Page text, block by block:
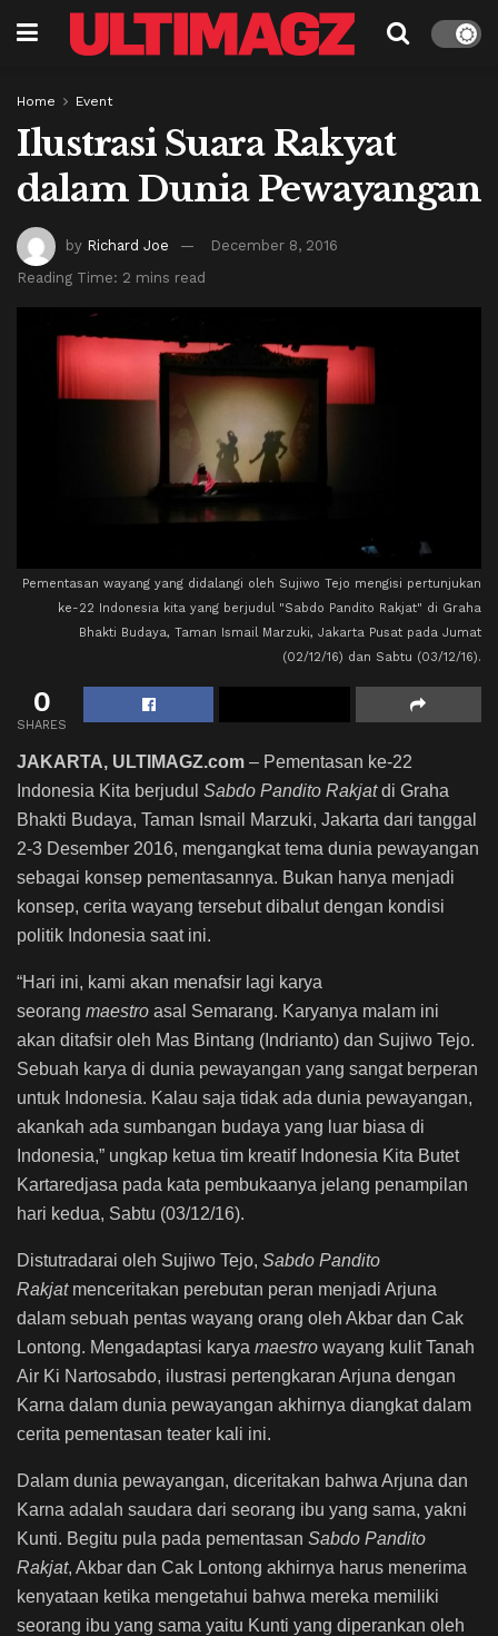
Home Event
Ilustrasi Suara Rakyat
dalam Dunia Pewayangan
by Richard Joe
December 8, 2016
Reading Time: 2 mins read
Pementasan wayang yang didalangi oleh Sujiwo Tejo mengisi pertunjukan
ke-22 Indonesia kita yang berjudul "Sabdo Pandito Rakjat" di Graha
Bhakti Budaya, Taman Ismail Marzuki, Jakarta Pusat pada Jumat
(02/12/16) dan Sabtu (03/12/16).
0
SHARES
JAKARTA, ULTIMAGZ.com – Pementasan ke-22
Indonesia Kita berjudul Sabdo Pandito Rakjatdi Graha
Bhakti Budaya, Taman Ismail Marzuki, Jakarta dari tanggal
2-3 Desember 2016, mengangkat tema dunia pewayangan
sebagai konsep pementasannya. Bukan hanya menjadi
konsep, cerita wayang tersebut dibalut dengan kondisi
politik Indonesia saat ini.
“Hari ini, kami akan menafsir lagi karya
seorang maestro asal Semarang. Karyanya malam ini
akan ditafsir oleh Mas Bintang (Indrianto) dan Sujiwo Tejo.
Sebuah karya di dunia pewayangan yang sangat berperan
untuk Indonesia. Kalau saja tidak ada dunia pewayangan,
akankah ada sumbangan budaya yang luar biasa di
Indonesia,” ungkap ketua tim kreatif Indonesia Kita Butet
Kartaredjasa pada kata pembukaanya jelang penampilan
hari kedua, Sabtu (03/12/16).
Distutradarai oleh Sujiwo Tejo, Sabdo Pandito
Rakjat menceritakan perebutan peran menjadi Arjuna
dalam sebuah pentas wayang orang oleh Akbar dan Cak
Lontong. Mengadaptasi karya maestro wayang kulit Tanah
Air Ki Nartosabdo, ilustrasi pertengkaran Arjuna dengan
Karna dalam dunia pewayangan akhirnya diangkat dalam
cerita pementasan teater kali ini.
Dalam dunia pewayangan, diceritakan bahwa Arjuna dan
Karna adalah saudara dari seorang ibu yang sama, yakni
Kunti. Begitu pula pada pementasan Sabdo Pandito
Rakjat, Akbar dan Cak Lontong akhirnya harus menerima
kenyataan ketika mengetahui bahwa mereka memiliki
seorang ibu yang sama yaitu Kunti yang diperankan oleh